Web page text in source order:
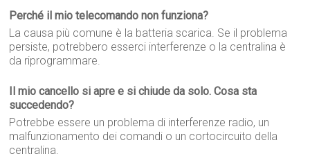
Perché il mio telecomando non funziona?
La causa più comune è la batteria scarica. Se il problema
persiste, potrebbero esserci interferenze o la centralina è
da riprogrammare.
Il mio cancello si apre e si chiude da solo. Cosa sta
succedendo?
Potrebbe essere un problema di interferenze radio, un
malfunzionamento dei comandi o un cortocircuito della
centralina.